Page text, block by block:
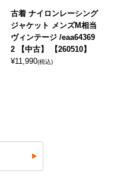
古着 ナイロンレーシング
ジャケット メンズM相当
ヴィンテージ /eaa64369
2 【中古】 【260510】
¥11,990(税込)